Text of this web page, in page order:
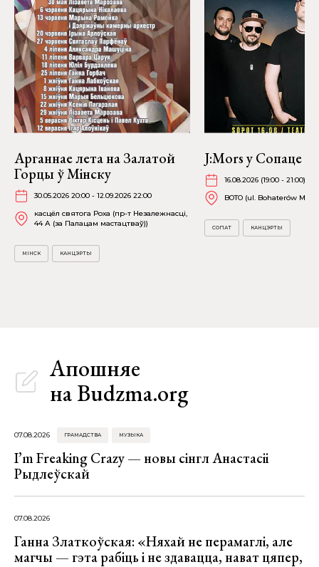
Арганнае лета на Залатой
Горцы ў Мінску
30.05.2026 20:00 - 12.09.2026 22:00
касцёл святога Роха (пр-т Незалежнасці,
44 А (за Палацам мастацтваў))
МІНСК КАНЦЭРТЫ
J:Mors у Сопаце
16.08.2026 (19:00 - 21:00)
BOTO (ul. Bohaterów
СОПАТ КАНЦЭРТЫ
Апошняе
на Budzma.org
07.08.2026 ГРАМАДСТВА МУЗЫКА
I’m Freaking Crazy — новы сінгл Анастасіі
Рыдлеўскай
07.08.2026
Ганна Златкоўская: «Няхай не перамаглі, але
магчы — гэта рабіць і не здавацца, нават цяпер,